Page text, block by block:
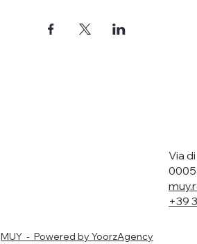
Via
+39
MUY - Powered by YoorzAgency